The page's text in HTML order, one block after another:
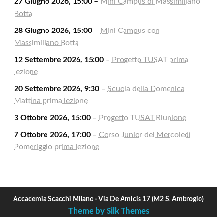
Botta
28 Giugno 2026, 15:00– Mini Campus con
Massimiliano Botta
12 Settembre 2026, 15:00– Progetto TUSAT prima
lezione
20 Settembre 2026, 9:30– Scuola della Domenica
Mattina prima lezione
3 Ottobre 2026, 15:00– Progetto TUSAT Riunione
7 Ottobre 2026, 17:00– Corso Junior del Mercoledì
Pomeriggio prima lezione
Accademia Scacchi Milano - Via De Amicis 17 (M2 S. Ambrogio)
Theme by Silk Themes